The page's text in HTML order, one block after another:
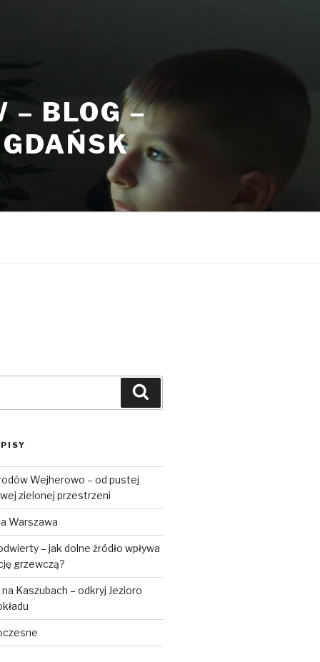
– BLOG –
Wejherowo – od pustej
zielonej przestrzeni
Warszawa
– jak dolne źródło wpływa
grzewczą?
Kaszubach – odkryj Jezioro